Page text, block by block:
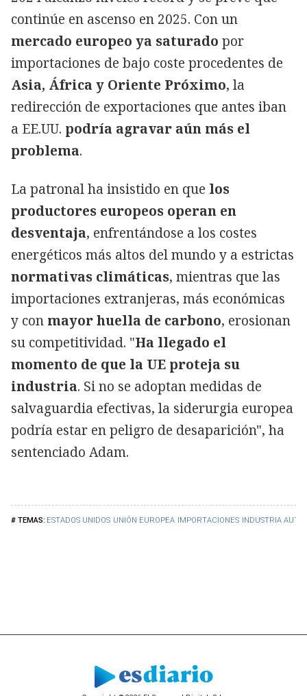
ESTADOS UNIDOS UNIÓN EUROPEA IMPORTACIONES INDUSTRIA
continúe en ascenso en 2025. Con un
mercado europeo ya saturado por
importaciones de bajo coste procedentes de
Asia, África y Oriente Próximo, la
redirección de exportaciones que antes iban
a EE.UU. podría agravar aún más el
problema.
La patronal ha insistido en que los
productores europeos operan en
desventaja, enfrentándose a los costes
energéticos más altos del mundo y a estrictas
normativas climáticas, mientras que las
importaciones extranjeras, más económicas
y con mayor huella de carbono, erosionan
su competitividad. "Ha llegado el
momento de que la UE proteja su
industria. Si no se adoptan medidas de
salvaguardia efectivas, la siderurgia europea
podría estar en peligro de desaparición", ha
sentenciado Adam.